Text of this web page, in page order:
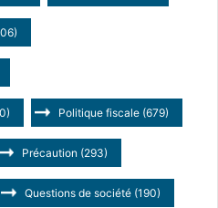
Politique fiscale (679)
Précaution (293)
Questions de société (190)